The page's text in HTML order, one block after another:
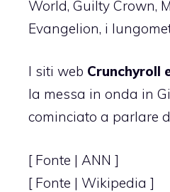
World, Guilty Crown,
Evangelion, i
I siti web Crunchyroll
la messa in onda in
cominciato a parlare
[ Fonte | ANN ]
[ Fonte | Wikipedia ]